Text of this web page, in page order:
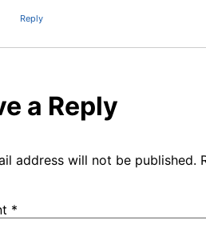
Reply
a Reply
address will not be published.
*